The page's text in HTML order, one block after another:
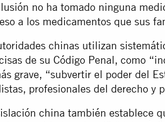
no ha tomado ninguna
a los medicamentos que sus
chinas utilizan
de su Código Penal, como
grave, “subvertir el poder del
profesionales del derecho y
china también establece